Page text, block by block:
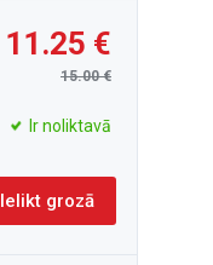
11.25
15.00
Ir noliktavā
Ielikt grozā